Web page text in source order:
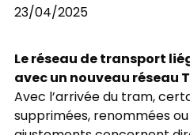
23/04/2025
Le réseau de transport
avec un nouveau réseau
Avec l’arrivée du tram,
supprimées, renommées